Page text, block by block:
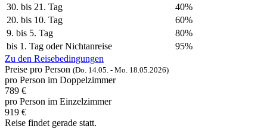
30. bis 21. Tag
40%
20. bis 10. Tag
60%
9. bis 5. Tag
80%
bis 1. Tag oder Nichtanreise
95%
Zu den Reisebedingungen
Preise pro Person (Do. 14.05. - Mo. 18.05.2026)
pro Person im Doppelzimmer
789 €
pro Person im Einzelzimmer
919 €
Reise findet gerade statt.